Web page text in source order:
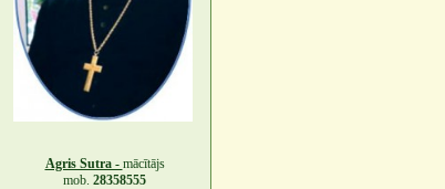
Agris Sutra - mācītājs
mob. 28358555